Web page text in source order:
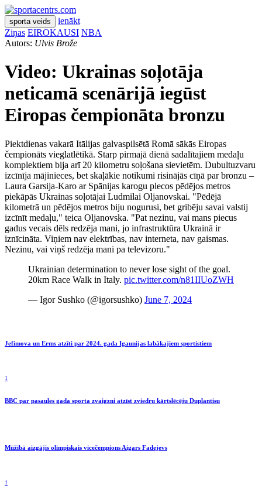
sporta veids
ienākt
Ziņas EIROKAUSI NBA
Autors: Ulvis Brože
Video: Ukrainas soļotāja
neticamā scenārijā iegūst
Eiropas čempionāta bronzu
Piektdienas vakarā Itālijas galvaspilsētā Romā sākās Eiropas
čempionāts vieglatlētikā. Starp pirmajā dienā sadalītajiem medaļu
komplektiem bija arī 20 kilometru soļošana sievietēm. Dubultuzvaru
izcīnīja mājinieces, bet skaļākie notikumi risinājās cīņā par bronzu –
Laura Garsija-Karo ar Spānijas karogu plecos pēdējos metros
piekāpās Ukrainas soļotājai Ludmilai Oljanovskai. "Pēdējā
kilometrā un pēdējos metros biju nogurusi, bet gribēju savai valstij
izcīnīt medaļu," teica Oljanovska. "Pat nezinu, vai mans piecus
gadus vecais dēls redzēja mani, jo infrastruktūra Ukrainā ir
iznīcināta. Viņiem nav elektrības, nav interneta, nav gaismas.
Nezinu, vai viņš redzēja mani pa televizoru."
Ukrainian determination to never lose sight of the goal.
20km Race Walk in Italy. pic.twitter.com/n81IIUoZWH
— Igor Sushko (@igorsushko) June 7, 2024
Jefimova un Erms atzīti par 2024. gada Igaunijas labākajiem sportistiem
1
BBC par pasaules gada sporta zvaigzni atzīst zviedru kārtslēcēju Duplantisu
Mūžībā aizgājis olimpiskais vicečempions Aigars Fadejevs
1